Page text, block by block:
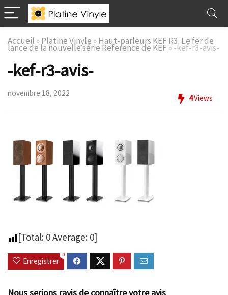
Accueil »Platine Vinyle »Haut-parleurs KEF R3. Le fer de
lance de la nouvelle série Reference de KEF »-kef-r3-avis-
-kef-r3-avis-
novembre 18, 2022
4Views
[Total: 0Average: 0]
Enregistrer
0
Nous serions ravis de connaître votre avis